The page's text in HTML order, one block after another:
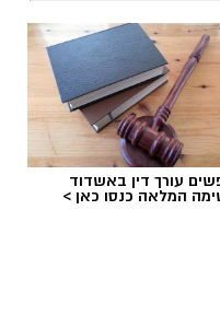
עורך דין באשדוד
המלאה כנסו כאן >